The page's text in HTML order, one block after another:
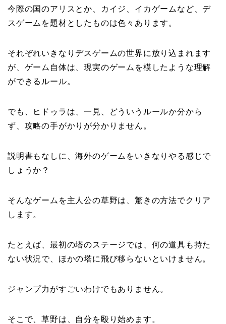
今際の国のアリスとか、カイジ、イカゲームなど、デ
スゲームを題材としたものは色々あります。
それぞれいきなりデスゲームの世界に放り込まれます
が、ゲーム自体は、現実のゲームを模したような理解
ができるルール。
でも、ヒドゥラは、一見、どういうルールか分から
ず、攻略の手がかりが分かりません。
説明書もなしに、海外のゲームをいきなりやる感じで
しょうか？
そんなゲームを主人公の草野は、驚きの方法でクリア
します。
たとえば、最初の塔のステージでは、何の道具も持た
ない状況で、ほかの塔に飛び移らないといけません。
ジャンプ力がすごいわけでもありません。
そこで、草野は、自分を殴り始めます。